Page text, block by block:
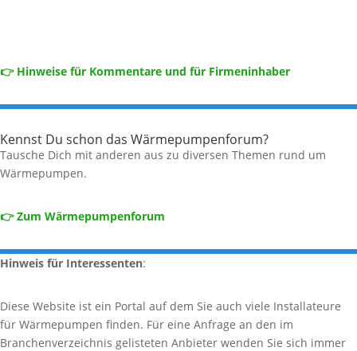
👉 Hinweise für Kommentare und für Firmeninhaber
Kennst Du schon das Wärmepumpenforum?
Tausche Dich mit anderen aus zu diversen Themen rund um
Wärmepumpen.
👉 Zum Wärmepumpenforum
Hinweis für Interessenten:
Diese Website ist ein Portal auf dem Sie auch viele Installateure
für Wärmepumpen finden. Für eine Anfrage an den im
Branchenverzeichnis gelisteten Anbieter wenden Sie sich immer